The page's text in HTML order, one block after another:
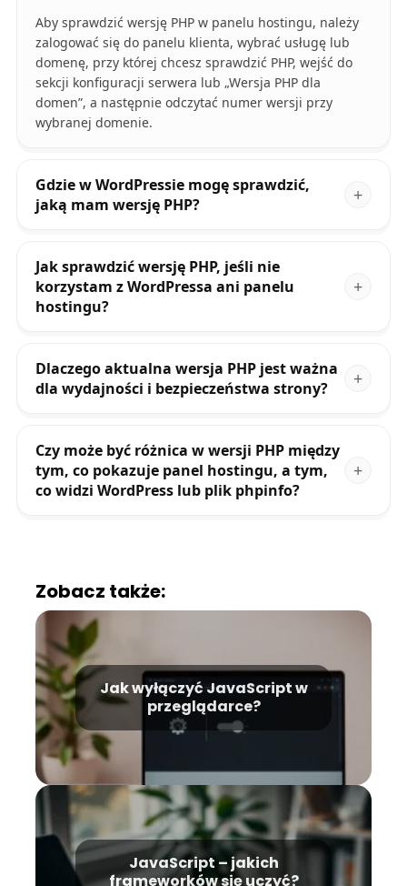
Aby sprawdzić wersję PHP w panelu hostingu, należy
zalogować się do panelu klienta, wybrać usługę lub
domenę, przy której chcesz sprawdzić PHP, wejść do
sekcji konfiguracji serwera lub „Wersja PHP dla
domen”, a następnie odczytać numer wersji przy
wybranej domenie.
Gdzie w WordPressie mogę sprawdzić,
jaką mam wersję PHP?
Jak sprawdzić wersję PHP, jeśli nie
korzystam z WordPressa ani panelu
hostingu?
Dlaczego aktualna wersja PHP jest ważna
dla wydajności i bezpieczeństwa strony?
Czy może być różnica w wersji PHP między
tym, co pokazuje panel hostingu, a tym,
co widzi WordPress lub plik phpinfo?
Zobacz także:
Jak wyłączyć JavaScript w
przeglądarce?
JavaScript – jakich
frameworków się uczyć?